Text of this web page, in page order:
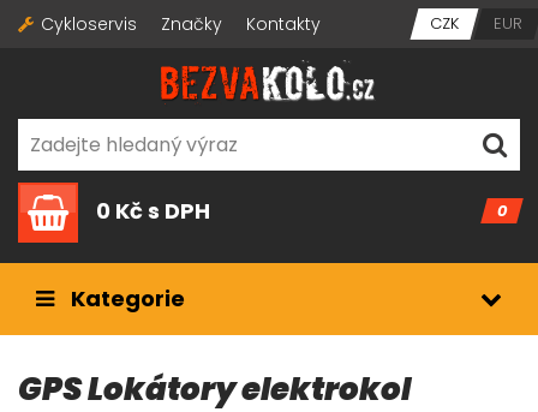
Cykloservis Značky Kontakty CZK EUR
0
0 Kčs DPH
Kategorie
GPS Lokátory elektrokol